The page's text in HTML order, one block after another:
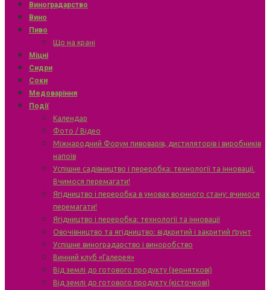
Виноградарство
Вино
Пиво
Що на крані
Міцні
Сидри
Соки
Медоваріння
Події
Календар
Фото / Відео
Міжнародний Форум пивоварів, дистиляторів і виробників
напоїв
Успішне садівництво і переробка: технології та інновації.
Вчимося перемагати!
Ягідництво і переробка в умовах воєнного стану: вчимося
перемагати!
Ягідництво і переробка: технології та інновації
Овочівництво та ягідництво: відкритий і закритий ґрунт
Успішне виноградарство і виноробство
Винний клуб «Галерея»
Від землі до готового продукту (зерняткові)
Від землі до готового продукту (кісточкові)